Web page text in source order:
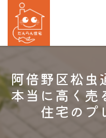
阿倍野区松虫
本当に高く売
住宅のプ